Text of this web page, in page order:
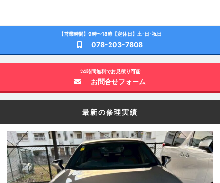
【営業時間】9時〜18時【定休日】土･日･祝日
078-203-7808
24時間無料でお見積り可能
お問合せフォーム
最新の修理実績